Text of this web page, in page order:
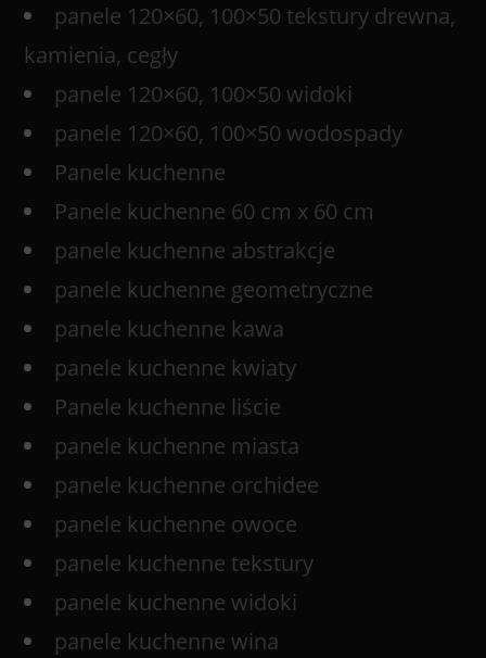
panele 120×60, 100×50 tekstury drewna,
kamienia, cegły
panele 120×60, 100×50 widoki
panele 120×60, 100×50 wodospady
Panele kuchenne
Panele kuchenne 60 cm x 60 cm
panele kuchenne abstrakcje
panele kuchenne geometryczne
panele kuchenne kawa
panele kuchenne kwiaty
Panele kuchenne liście
panele kuchenne miasta
panele kuchenne orchidee
panele kuchenne owoce
panele kuchenne tekstury
panele kuchenne widoki
panele kuchenne wina